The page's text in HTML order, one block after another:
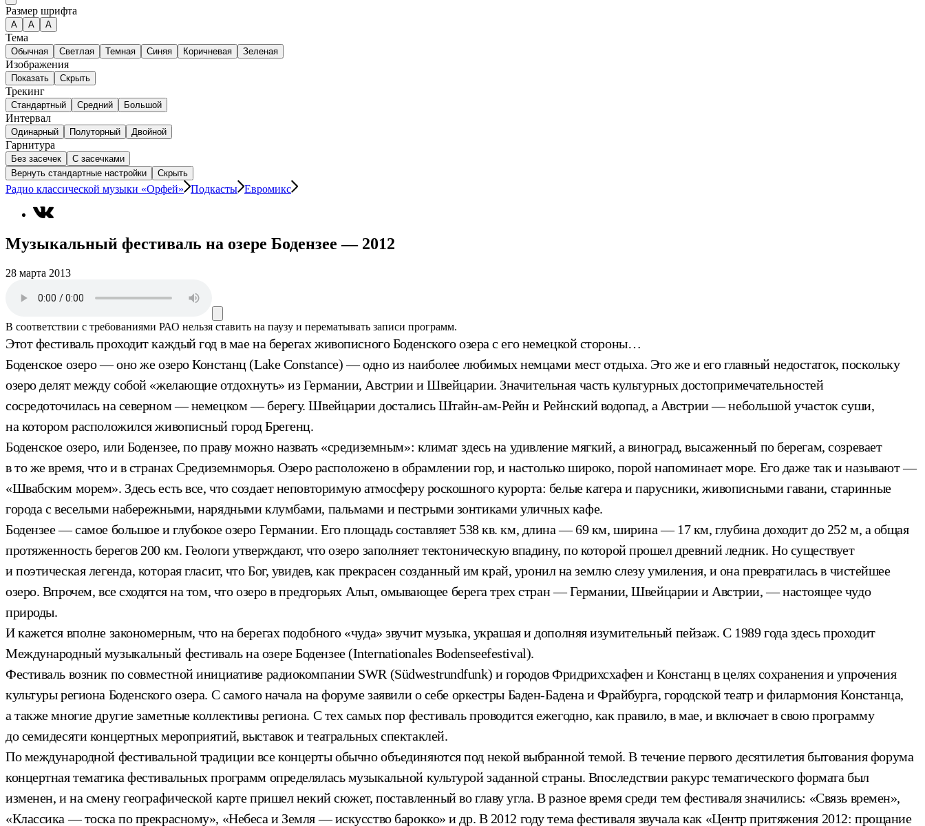
Размер шрифта
А A A
Тема
Обычная Светлая Темная Синяя Коричневая Зеленая
Изображения
Показать Скрыть
Трекинг
Стандартный Средний Большой
Интервал
Одинарный Полуторный Двойной
Гарнитура
Без засечек
С засечками
Вернуть стандартные настройки
Скрыть
Радио классической музыки «Орфей» Подкасты Евромикс
Музыкальный фестиваль на озере Бодензее — 2012
28 марта 2013
В соответствии с требованиями РАО нельзя ставить на паузу и перематывать записи программ.
Этот фестиваль проходит каждый год в мае на берегах живописного Боденского озера с его немецкой стороны…
Боденское озеро — оно же озеро Констанц (Lake Constance) — одно из наиболее любимых немцами мест отдыха. Это же и его главный недостаток, поскольку
озеро делят между собой «желающие отдохнуть» из Германии, Австрии и Швейцарии. Значительная часть культурных достопримечательностей
сосредоточилась на северном — немецком — берегу. Швейцарии достались Штайн-ам-Рейн и Рейнский водопад, а Австрии — небольшой участок суши,
на котором расположился живописный город Брегенц.
Боденское озеро, или Бодензее, по праву можно назвать «средиземным»: климат здесь на удивление мягкий, а виноград, высаженный по берегам, созревает
в то же время, что и в странах Средиземнморья. Озеро расположено в обрамлении гор, и настолько широко, порой напоминает море. Его даже так и называют —
«Швабским морем». Здесь есть все, что создает неповторимую атмосферу роскошного курорта: белые катера и парусники, живописными гавани, старинные
города с веселыми набережными, нарядными клумбами, пальмами и пестрыми зонтиками уличных кафе.
Бодензее — самое большое и глубокое озеро Германии. Его площадь составляет 538 кв. км, длина — 69 км, ширина — 17 км, глубина доходит до 252 м, а общая
протяженность берегов 200 км. Геологи утверждают, что озеро заполняет тектоническую впадину, по которой прошел древний ледник. Но существует
и поэтическая легенда, которая гласит, что Бог, увидев, как прекрасен созданный им край, уронил на землю слезу умиления, и она превратилась в чистейшее
озеро. Впрочем, все сходятся на том, что озеро в предгорьях Альп, омывающее берега трех стран — Германии, Швейцарии и Австрии, — настоящее чудо
природы.
И кажется вполне закономерным, что на берегах подобного «чуда» звучит музыка, украшая и дополняя изумительный пейзаж. С 1989 года здесь проходит
Международный музыкальный фестиваль на озере Бодензее (Internationales Bodenseefestival).
Фестиваль возник по совместной инициативе радиокомпании SWR (Südwestrundfunk) и городов Фридрихсхафен и Констанц в целях сохранения и упрочения
культуры региона Боденского озера. С самого начала на форуме заявили о себе оркестры Баден-Бадена и Фрайбурга, городской театр и филармония Констанца,
а также многие другие заметные коллективы региона. С тех самых пор фестиваль проводится ежегодно, как правило, в мае, и включает в свою программу
до семидесяти концертных мероприятий, выставок и театральных спектаклей.
По международной фестивальной традиции все концерты обычно объединяются под некой выбранной темой. В течение первого десятилетия бытования форума
концертная тематика фестивальных программ определялась музыкальной культурой заданной страны. Впоследствии ракурс тематического формата был
изменен, и на смену географической карте пришел некий сюжет, поставленный во главу угла. В разное время среди тем фестиваля значились: «Связь времен»,
«Классика — тоска по прекрасному», «Небеса и Земля — искусство барокко» и др. В 2012 году тема фестиваля звучала как «Центр притяжения 2012: прощание